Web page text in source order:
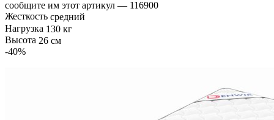
сообщите им этот артикул — 116900
Жесткость средний
Нагрузка 130 кг
Высота 26 см
-40%